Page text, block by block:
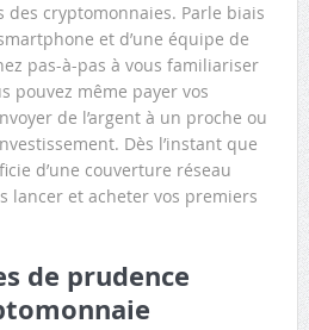
des cryptomonnaies. Parle biais
et d’une équipe de
pas-à-pas à vous familiariser
pouvez même payer vos
de l’argent à un proche ou
Dès l’instant que
d’une couverture réseau
lancer et acheter vos premiers
de prudence